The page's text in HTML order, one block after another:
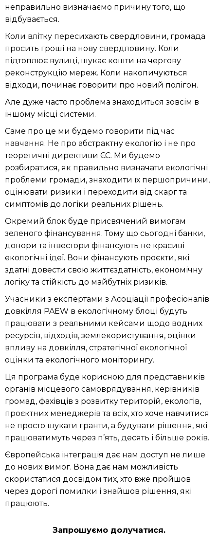
неправильно визначаємо причину того, що
відбувається.
Коли влітку пересихають свердловини, громада
просить гроші на нову свердловину. Коли
підтоплює вулиці, шукає кошти на чергову
реконструкцію мереж. Коли накопичуються
відходи, починає говорити про новий полігон.
Але дуже часто проблема знаходиться зовсім в
іншому місці системи.
Саме про це ми будемо говорити під час
навчання. Не про абстрактну екологію і не про
теоретичні директиви ЄС. Ми будемо
розбиратися, як правильно визначати екологічні
проблеми громади, знаходити їх першопричини,
оцінювати ризики і переходити від скарг та
симптомів до логіки реальних рішень.
Окремий блок буде присвячений вимогам
зеленого фінансування. Тому що сьогодні банки,
донори та інвестори фінансують не красиві
екологічні ідеї. Вони фінансують проєкти, які
здатні довести свою життєздатність, економічну
логіку та стійкість до майбутніх ризиків.
Учасники з експертами з Асоціації професіоналів
довкілля PAEW в екологічному блоці будуть
працювати з реальними кейсами щодо водних
ресурсів, відходів, землекористування, оцінки
впливу на довкілля, стратегічної екологічної
оцінки та екологічного моніторингу.
Ця програма буде корисною для представників
органів місцевого самоврядування, керівників
громад, фахівців з розвитку територій, екологів,
проєктних менеджерів та всіх, хто хоче навчитися
не просто шукати гранти, а будувати рішення, які
працюватимуть через п’ять, десять і більше років.
Європейська інтеграція дає нам доступ не лише
до нових вимог. Вона дає нам можливість
скористатися досвідом тих, хто вже пройшов
через дорогі помилки і знайшов рішення, які
працюють.
Запрошуємо долучатися.